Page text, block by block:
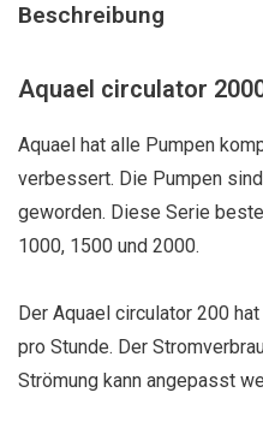
Beschreibung
Aquael circulator
Aquael hat alle Pumpen
verbessert. Die Pumpen
geworden. Diese Serie
1000, 1500 und 2000.
Der Aquael circulator 200
pro Stunde. Der
Strömung kann angepasst